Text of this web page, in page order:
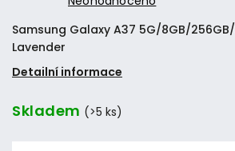
Samsung Galaxy A37 5G/8GB/
Lavender
Detailní informace
Skladem (>5 ks)